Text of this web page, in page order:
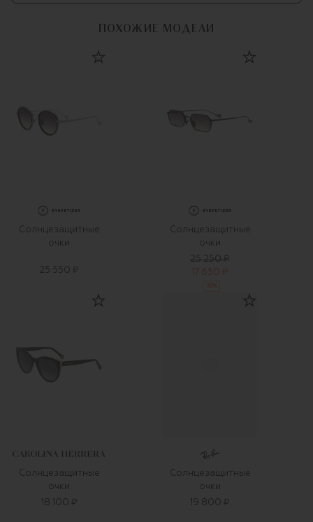
ПОХОЖИЕ МОДЕЛИ
Солнцезащитные
очки
25 550 ₽
Солнцезащитные
очки
25 250 ₽
17 650 ₽
%
Солнцезащитные
очки
18 100 ₽
Солнцезащитные
очки
19 800 ₽